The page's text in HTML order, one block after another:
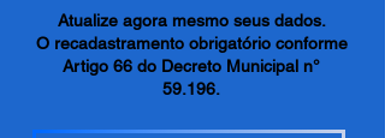
Atualize agora mesmo seus dados.
O recadastramento obrigatório conforme
Artigo 66 do Decreto Municipal n°
59.196.